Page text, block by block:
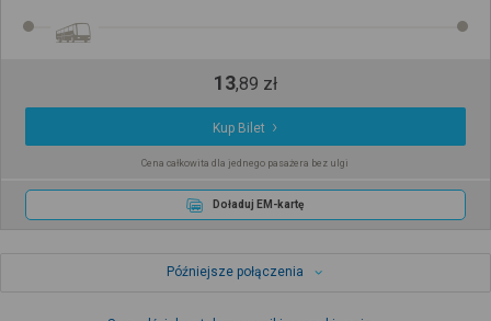
13,89 zł
Kup Bilet
Cena całkowita dla jednego pasażera bez ulgi
Doładuj EM-kartę
Późniejsze połączenia